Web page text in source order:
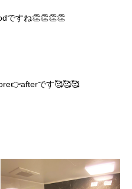
ですね👏👏👏👏
です🥰🥰🥰